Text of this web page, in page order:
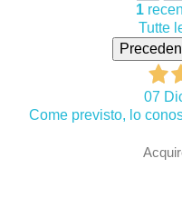
1
Tutte
07
Come previsto, lo